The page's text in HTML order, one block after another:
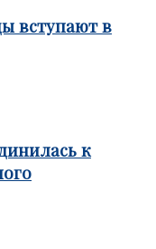
вступают в
к